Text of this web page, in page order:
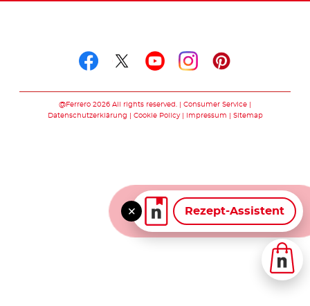
Rezept-Assistent
@Ferrero 2026 All rights reserved.
Consumer Service
Datenschutzerklärung
Cookie Policy Impressum Sitemap